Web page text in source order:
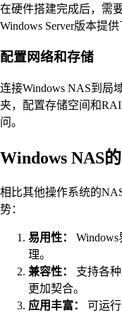
在硬件搭建完成后，需
Windows Server版本提
配置网络和存储
连接Windows NAS到局
夹，配置存储空间和
问。
Windows NAS
相比其他操作系统的
势：
易用性：
理。
兼容性：
支持各
更加契合。
应用丰富：
可运